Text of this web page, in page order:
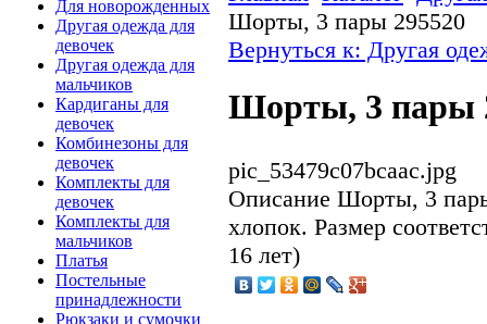
Для новорожденных
Другая одежда для
девочек
Другая одежда для
мальчиков
Кардиганы для
девочек
Комбинезоны для
девочек
Комплекты для
девочек
Комплекты для
мальчиков
Платья
Постельные
принадлежности
Рюкзаки и сумочки
Шорты, 3 пары 295520
Вернуться к: Другая
Шорты, 3 пары
pic_53479c07bcaac.jpg
Описание Шорты, 3
хлопок. Размер
16 лет)